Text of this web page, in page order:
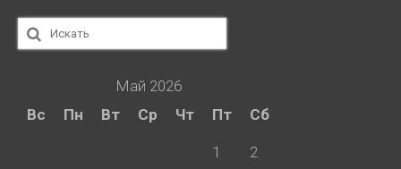
Искать:
Май 2026
Вс
Пн Вт Ср Чт Пт Сб
1 2